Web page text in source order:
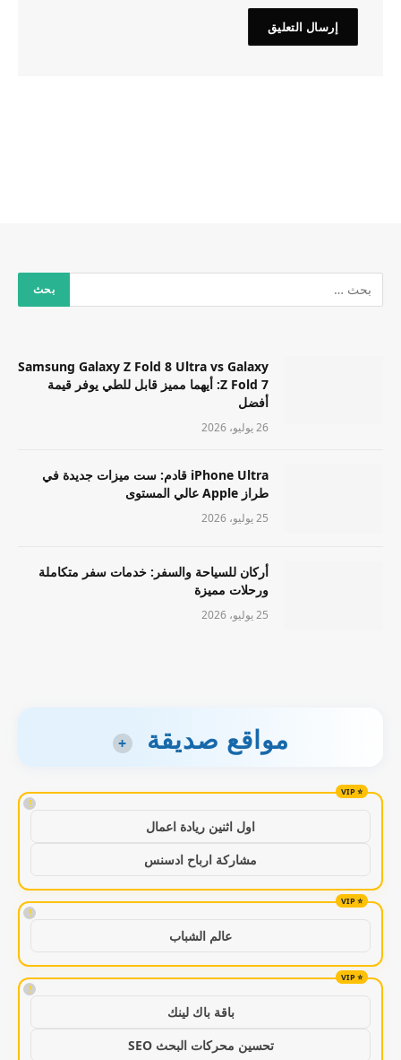
Samsung Galaxy Z Fold 8 Ultra vs Galaxy
Z Fold 7: أيهما مميز قابل للطي يوفر قيمة
أفضل
26 يوليو، 2026
iPhone Ultra قادم: ست ميزات جديدة في
طراز Apple عالي المستوى
25 يوليو، 2026
أركان للسياحة والسفر: خدمات سفر متكاملة
ورحلات مميزة
25 يوليو، 2026
مواقع صديقة +
!
اول اثنين ريادة اعمال
مشاركة ارباح ادسنس
!
عالم الشباب
!
باقة باك لينك
تحسين محركات البحث SEO